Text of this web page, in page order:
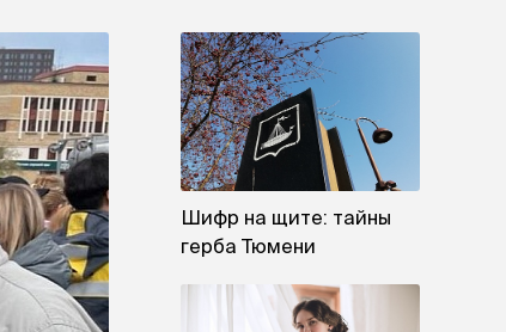
Шифр на щите: тайны
герба Тюмени